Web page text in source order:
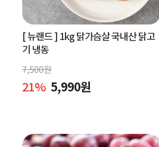
[ 뉴랜드 ] 1kg 닭가슴살 국내산 닭고
기 냉동
7,500원
21% 5,990원